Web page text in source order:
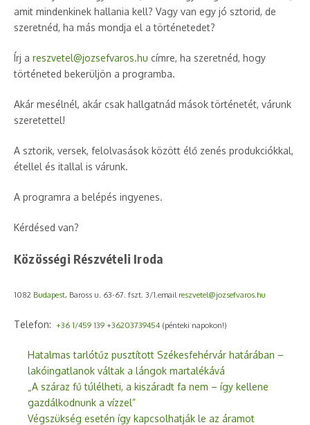
amit mindenkinek hallania kell? Vagy van egy jó sztorid, de
szeretnéd, ha más mondja el a történetedet?
Írj a reszvetel@jozsefvaros.hu címre, ha szeretnéd, hogy
történeted bekerüljön a programba.
Akár mesélnél, akár csak hallgatnád mások történetét, várunk
szeretettel!
A sztorik, versek, felolvasások között élő zenés produkciókkal,
étellel és itallal is várunk.
A programra a belépés ingyenes.
Kérdésed van?
Közösségi Részvételi Iroda
1082 Budapest, Baross u. 63-67. fszt. 3/1.email reszvetel@jozsefvaros.hu
Telefon: +36 1/459 139 +36203739454 (pénteki napokon!)
Hatalmas tarlótűz pusztított Székesfehérvár határában –
lakóingatlanok váltak a lángok martalékává
„A száraz fű túlélheti, a kiszáradt fa nem – így kellene
gazdálkodnunk a vízzel”
Végszükség esetén így kapcsolhatják le az áramot